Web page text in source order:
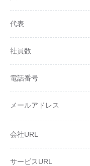
代表
社員数
電話番号
メールアドレス
会社URL
サービスURL